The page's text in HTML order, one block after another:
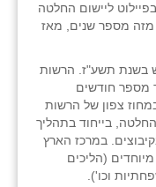
ליישום החלטה
האגף מזה מספר שנים, מאז
בשנת תשע"ז. הרשות
מספר חודשים
שנת 2017), כאשר במחוז צפון של הרשות
בייחוד בתהליך
במרכז הארץ
(הליכים
וכו').